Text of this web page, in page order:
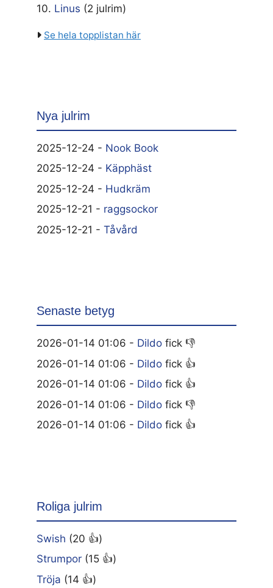
10. Linus (2 julrim)
Se hela topplistan här
Nya julrim
2025-12-24 - Nook Book
2025-12-24 - Käpphäst
2025-12-24 - Hudkräm
2025-12-21 - raggsockor
2025-12-21 - Tåvård
Senaste betyg
2026-01-14 01:06 - Dildo fick 👎
2026-01-14 01:06 - Dildo fick 👍
2026-01-14 01:06 - Dildo fick 👍
2026-01-14 01:06 - Dildo fick 👎
2026-01-14 01:06 - Dildo fick 👍
Roliga julrim
Swish (20 👍)
Strumpor (15 👍)
Tröja (14 👍)